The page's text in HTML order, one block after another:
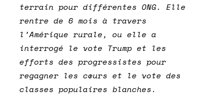
terrain pour différentes ONG. Elle
rentre de 6 mois à travers
l’Amérique rurale, ou elle a
interrogé le vote Trump et les
efforts des progressistes pour
regagner les cœurs et le vote des
classes populaires blanches.